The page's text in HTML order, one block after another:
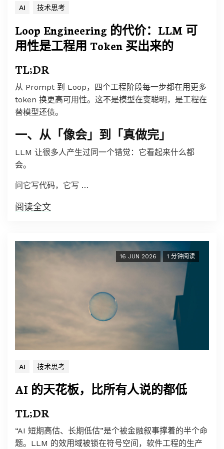
AI 技术思考
Loop Engineering 的代价：LLM 可
用性是工程用 Token 买出来的
TL;DR
从 Prompt 到 Loop，四个工程阶段每一步都在用更多
token 换更高可用性。这不是模型在变聪明，是工程在
替模型还债。
一、从「像会」到「真做完」
LLM 让很多人产生过同一个错觉：它看起来什么都
会。
问它写代码，它写 …
阅读全文
16 JUN 2026 1 分钟阅读
AI 技术思考
AI 的天花板，比所有人说的都低
TL;DR
“AI 短期高估、长期低估”是个被金融叙事撑着的半个命
题。LLM 的效用域被锁在符号空间，软件工程的生产